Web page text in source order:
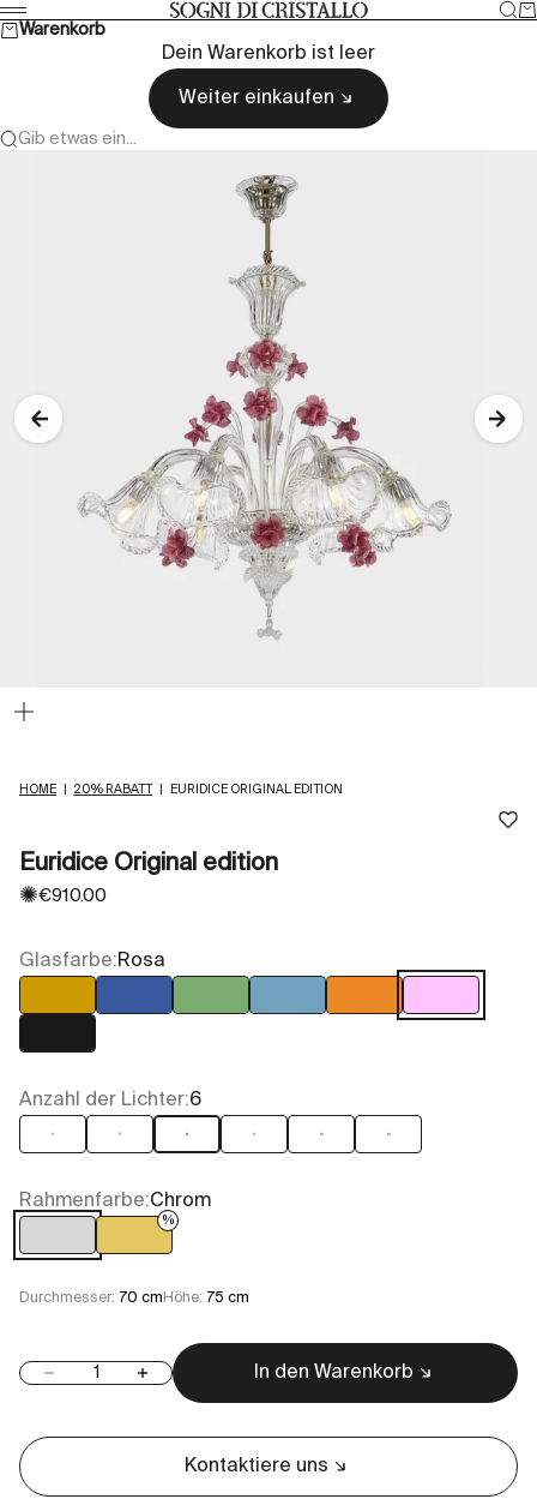
Zum Inhalt springenSogni di cristallo
Menü
Warenkorb
Dein Warenkorb ist leer
Weiter einkaufen
Gib etwas ein...
HOME 20% RABATT EURIDICE ORIGINAL EDITION
Euridice Original edition
✺Angebot
€910.00
Glasfarbe:Rosa
Bernstein Blau Grün Hellblau Orange
Rosa
Schwarz
Anzahl der Lichter:6
3 5 6 8 10 12
Rahmenfarbe:Chrom
Chrom Gold
%
Durchmesser: 70 cm Höhe: 75 cm
Anzahl verringernAnzahl erhöhen In den Warenkorb
Kontaktiere uns